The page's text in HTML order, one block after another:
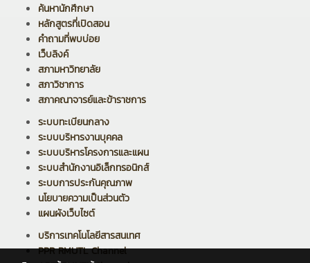
ค้นหานักศึกษา
หลักสูตรที่เปิดสอน
คำถามที่พบบ่อย
เว็บลิงค์
สภามหาวิทยาลัย
สภาวิชาการ
สภาคณาจารย์และข้าราชการ
ระบบทะเบียนกลาง
ระบบบริหารงานบุคคล
ระบบบริหารโครงการและแผน
ระบบสำนักงานอิเล็กทรอนิกส์
ระบบการประกันคุณภาพ
นโยบายความเป็นส่วนตัว
แผนผังเว็บไซต์
บริการเทคโนโลยีสารสนเทศ
PPR RMUTL Channel